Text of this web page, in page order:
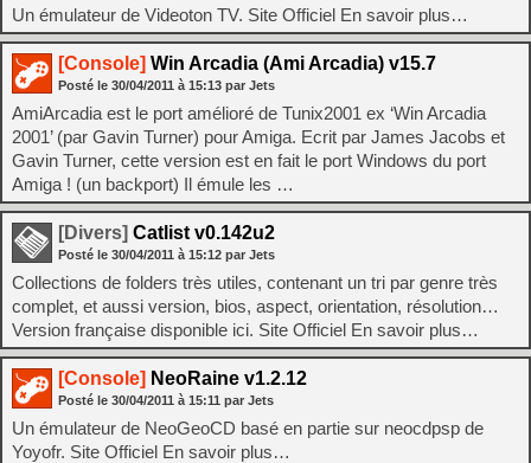
Un émulateur de Videoton TV. Site Officiel En savoir plus…
[Console] Win Arcadia (Ami Arcadia) v15.7
Posté le 30/04/2011 à 15:13 par Jets
AmiArcadia est le port amélioré de Tunix2001 ex ‘Win Arcadia
2001’ (par Gavin Turner) pour Amiga. Ecrit par James Jacobs et
Gavin Turner, cette version est en fait le port Windows du port
Amiga ! (un backport) Il émule les …
[Divers] Catlist v0.142u2
Posté le 30/04/2011 à 15:12 par Jets
Collections de folders très utiles, contenant un tri par genre très
complet, et aussi version, bios, aspect, orientation, résolution…
Version française disponible ici. Site Officiel En savoir plus…
[Console] NeoRaine v1.2.12
Posté le 30/04/2011 à 15:11 par Jets
Un émulateur de NeoGeoCD basé en partie sur neocdpsp de
Yoyofr. Site Officiel En savoir plus…